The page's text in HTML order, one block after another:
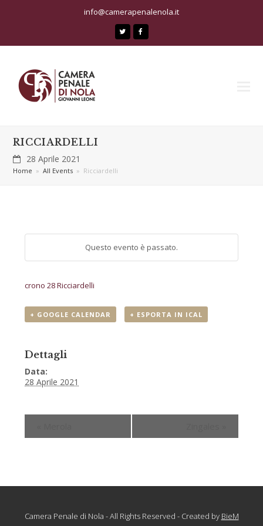
info@camerapenalenola.it
Twitter
RICCIARDELLI
28 Aprile 2021
Home » All Events » Ricciardelli
Questo evento è passato.
crono 28 Ricciardelli
+ GOOGLE CALENDAR + ESPORTA IN ICAL
Dettagli
Data:
28 Aprile 2021
Camera Penale di Nola - All Rights Reserved - Created by BieM